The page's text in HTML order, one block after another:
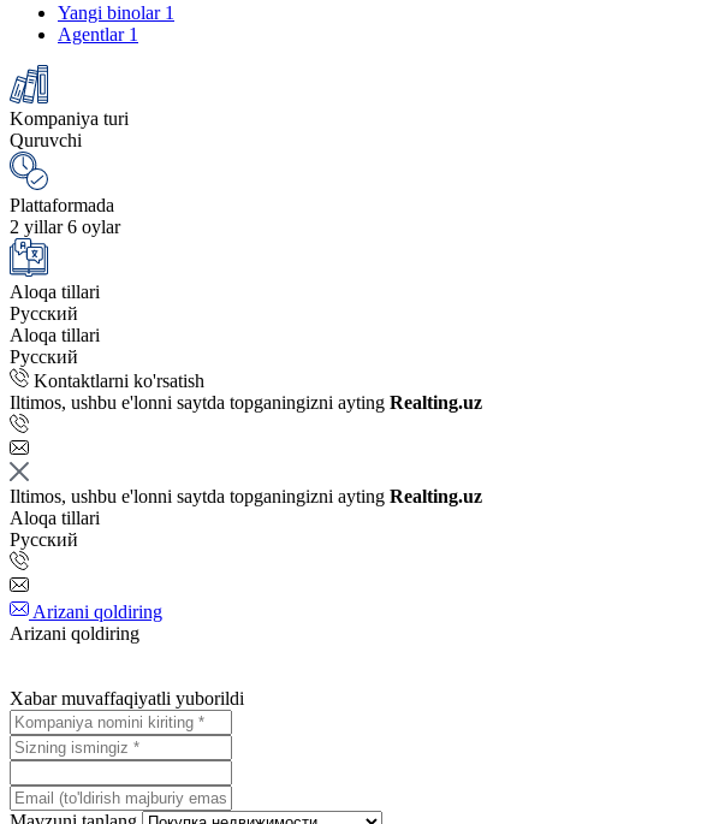
Yangi binolar 1
Agentlar 1
Kompaniya turi
Quruvchi
Plattaformada
2 yillar 6 oylar
Aloqa tillari
Русский
Aloqa tillari
Русский
Kontaktlarni ko'rsatish
Iltimos, ushbu e'lonni saytda topganingizni ayting Realting.uz
Iltimos, ushbu e'lonni saytda topganingizni ayting Realting.uz
Aloqa tillari
Русский
Arizani qoldiring
Arizani qoldiring
Xabar muvaffaqiyatli yuborildi